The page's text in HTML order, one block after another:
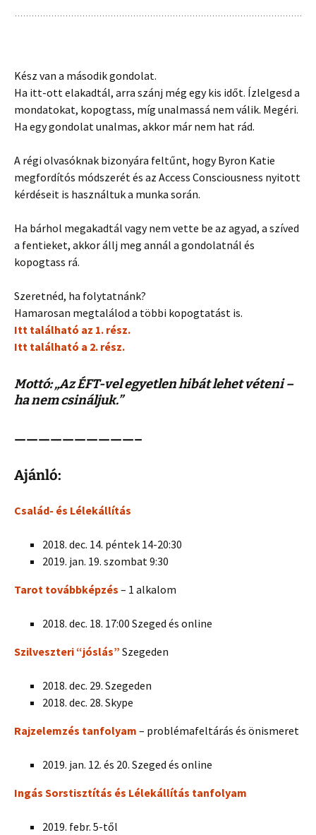
Kész van a második gondolat.
Ha itt-ott elakadtál, arra szánj még egy kis időt. Ízlelgesd a
mondatokat, kopogtass, míg unalmassá nem válik. Megéri.
Ha egy gondolat unalmas, akkor már nem hat rád.
A régi olvasóknak bizonyára feltűnt, hogy Byron Katie
megfordítós módszerét és az Access Consciousness nyitott
kérdéseit is használtuk a munka során.
Ha bárhol megakadtál vagy nem vette be az agyad, a szíved
a fentieket, akkor állj meg annál a gondolatnál és
kopogtass rá.
Szeretnéd, ha folytatnánk?
Hamarosan megtalálod a többi kopogtatást is.
Itt található az 1. rész.
Itt található a 2. rész.
Mottó: „Az ÉFT-vel egyetlen hibát lehet véteni –
ha nem csináljuk.”
——————————–
Ajánló:
Család- és Lélekállítás
2018. dec. 14. péntek 14-20:30
2019. jan. 19. szombat 9:30
Tarot továbbképzés – 1 alkalom
2018. dec. 18. 17:00 Szeged és online
Szilveszteri “jóslás” Szegeden
2018. dec. 29. Szegeden
2018. dec. 28. Skype
Rajzelemzés tanfolyam – problémafeltárás és önismeret
2019. jan. 12. és 20. Szeged és online
Ingás Sorstisztítás és Lélekállítás tanfolyam
2019. febr. 5-től